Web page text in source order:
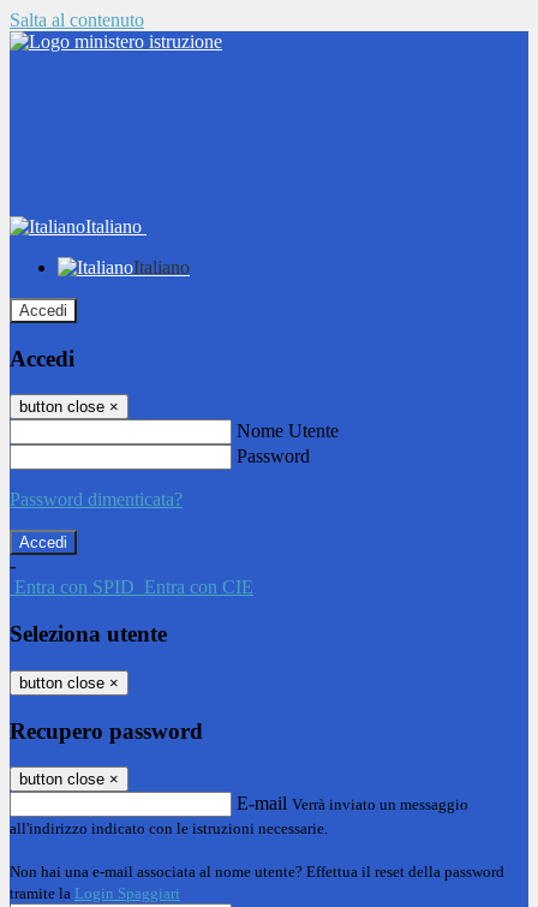
Salta al contenuto
Italiano
Italiano
Accedi
Accedi
button close ×
Nome Utente
Password
Password dimenticata?
-
Entra con SPID Entra con CIE
Seleziona utente
button close ×
Recupero password
button close ×
E-mail Verrà inviato un messaggio
all'indirizzo indicato con le istruzioni necessarie.
Non hai una e-mail associata al nome utente? Effettua il reset della password
tramite la Login Spaggiari